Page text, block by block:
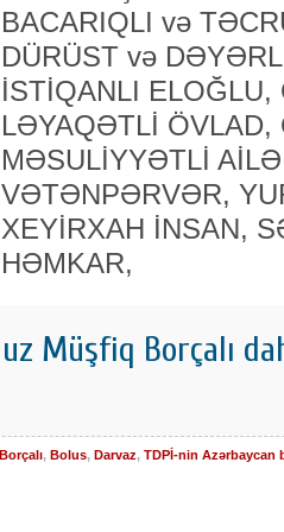
BACARIQLI və
DÜRÜST və
İSTİQANLI
LƏYAQƏTLİ ÖVLAD,
MƏSULİYYƏTLİ
VƏTƏNPƏRVƏR,
XEYİRXAH İNSAN,
HƏMKAR,
Müşfiq Borçalı
Borçalı, Bolus, Darvaz, TDPİ-nin Azərbaycan